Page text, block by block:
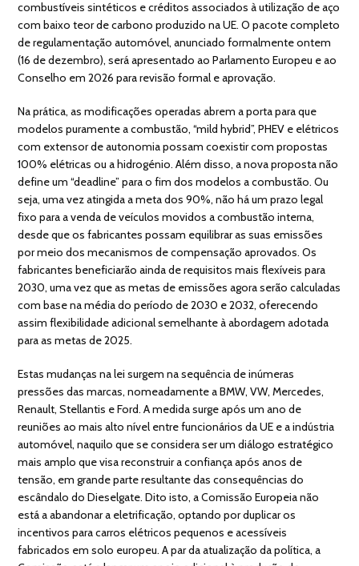
combustíveis sintéticos e créditos associados à utilização de aço
com baixo teor de carbono produzido na UE. O pacote completo
de regulamentação automóvel, anunciado formalmente ontem
(16 de dezembro), será apresentado ao Parlamento Europeu e ao
Conselho em 2026 para revisão formal e aprovação.
Na prática, as modificações operadas abrem a porta para que
modelos puramente a combustão, “mild hybrid”, PHEV e elétricos
com extensor de autonomia possam coexistir com propostas
100% elétricas ou a hidrogénio. Além disso, a nova proposta não
define um “deadline” para o fim dos modelos a combustão. Ou
seja, uma vez atingida a meta dos 90%, não há um prazo legal
fixo para a venda de veículos movidos a combustão interna,
desde que os fabricantes possam equilibrar as suas emissões
por meio dos mecanismos de compensação aprovados. Os
fabricantes beneficiarão ainda de requisitos mais flexíveis para
2030, uma vez que as metas de emissões agora serão calculadas
com base na média do período de 2030 e 2032, oferecendo
assim flexibilidade adicional semelhante à abordagem adotada
para as metas de 2025.
Estas mudanças na lei surgem na sequência de inúmeras
pressões das marcas, nomeadamente a BMW, VW, Mercedes,
Renault, Stellantis e Ford. A medida surge após um ano de
reuniões ao mais alto nível entre funcionários da UE e a indústria
automóvel, naquilo que se considera ser um diálogo estratégico
mais amplo que visa reconstruir a confiança após anos de
tensão, em grande parte resultante das consequências do
escândalo do Dieselgate. Dito isto, a Comissão Europeia não
está a abandonar a eletrificação, optando por duplicar os
incentivos para carros elétricos pequenos e acessíveis
fabricados em solo europeu. A par da atualização da política, a